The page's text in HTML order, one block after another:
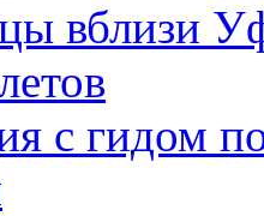
вблизи
с гидом